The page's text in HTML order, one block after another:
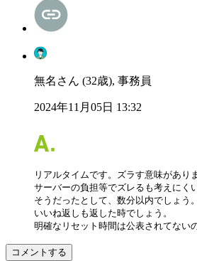
無名さん (32歳), 事務員
2024年11月05日 13:32
リアルタイムです。ズラす意味があり
サーバーの負担等でズレるも考えにく
そうだったとして、数分以内でしょう。
いいね返しも返した時でしょう。
明確なリセット時間は公表されてない
コメントする